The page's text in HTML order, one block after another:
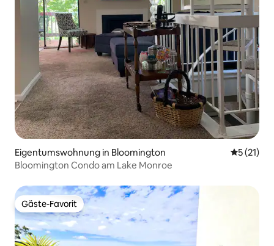
Eigentumswohnung in Bloomington
5 (21)
Bloomington Condo am Lake Monroe
Gäste-Favorit
Gäste-Favorit